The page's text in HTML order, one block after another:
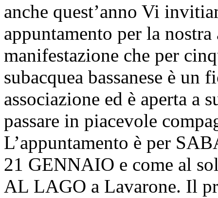
anche quest’anno Vi
appuntamento per la nostra
manifestazione che per
subacquea bassanese è
associazione ed è aperta a
passare in piacevole
L’appuntamento è per
21 GENNAIO e come al
AL LAGO a Lavarone. Il